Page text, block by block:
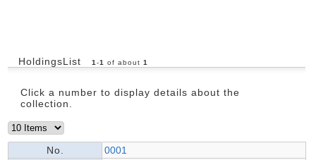
HoldingsList 1-1 of about 1
Click a number to display details about the
collection.
No.
0001